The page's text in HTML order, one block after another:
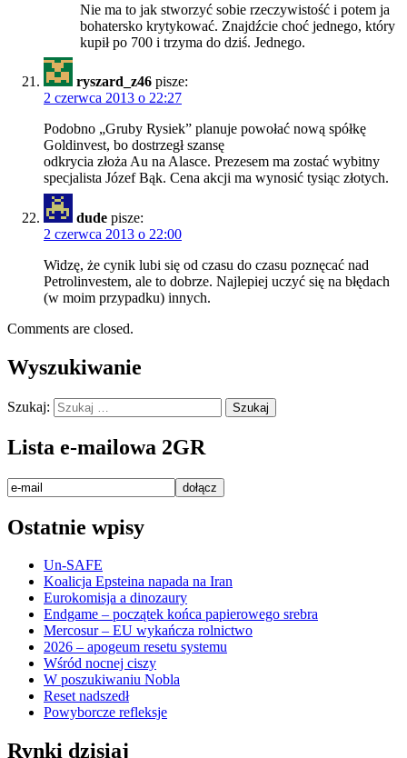
Nie ma to jak stworzyć sobie rzeczywistość i potem ja
bohatersko krytykować. Znajdźcie choć jednego, który
kupił po 700 i trzyma do dziś. Jednego.
ryszard_z46 pisze:
2 czerwca 2013 o 22:27
Podobno „Gruby Rysiek” planuje powołać nową spółkę
Goldinvest, bo dostrzegł szansę
odkrycia złoża Au na Alasce. Prezesem ma zostać wybitny
specjalista Józef Bąk. Cena akcji ma wynosić tysiąc złotych.
dude pisze:
2 czerwca 2013 o 22:00
Widzę, że cynik lubi się od czasu do czasu poznęcać nad
Petrolinvestem, ale to dobrze. Najlepiej uczyć się na błędach
(w moim przypadku) innych.
Comments are closed.
Wyszukiwanie
Szukaj:
Lista e-mailowa 2GR
Ostatnie wpisy
Un-SAFE
Koalicja Epsteina napada na Iran
Eurokomisja a dinozaury
Endgame – początek końca papierowego srebra
Mercosur – EU wykańcza rolnictwo
2026 – apogeum resetu systemu
Wśród nocnej ciszy
W poszukiwaniu Nobla
Reset nadszedł
Powyborcze refleksje
Rynki dzisiaj